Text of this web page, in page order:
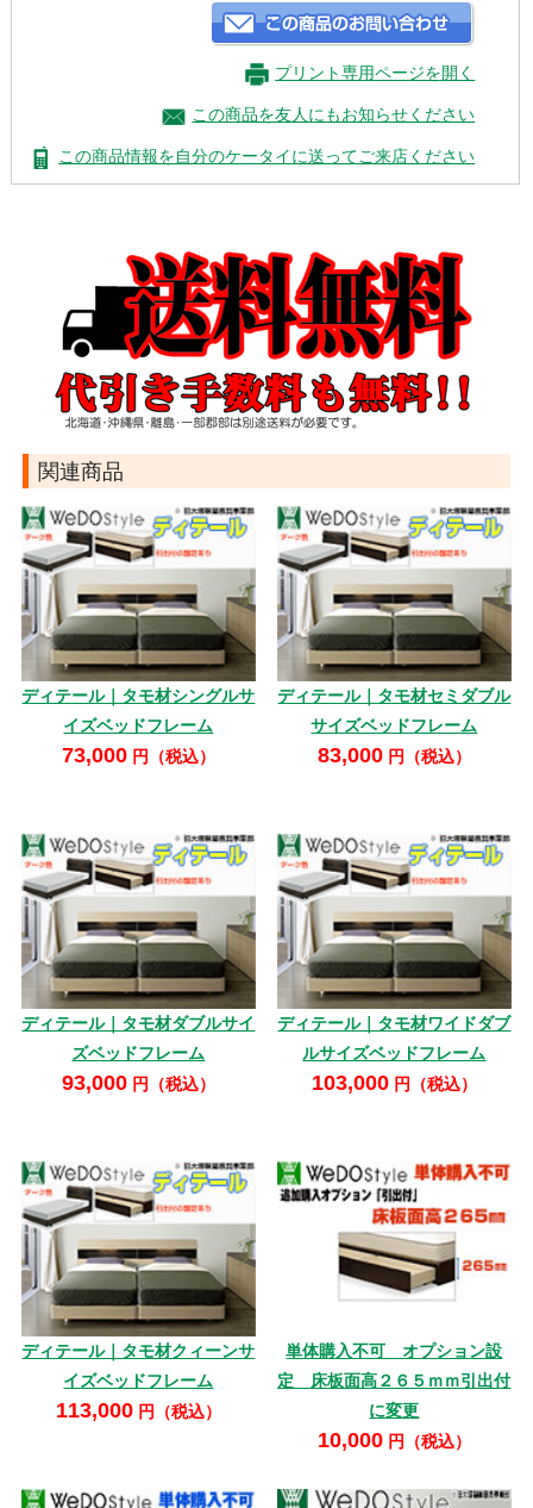
プリント専用ページを開く
この商品を友人にもお知らせください
この商品情報を自分のケータイに送ってご来店ください
関連商品
ディテール｜タモ材シングルサ
イズベッドフレーム
73,000円（税込）
ディテール｜タモ材セミダブル
サイズベッドフレーム
83,000円（税込）
ディテール｜タモ材ダブルサイ
ズベッドフレーム
93,000円（税込）
ディテール｜タモ材ワイドダブ
ルサイズベッドフレーム
103,000円（税込）
ディテール｜タモ材クィーンサ
イズベッドフレーム
113,000円（税込）
単体購入不可 オプション設
定 床板面高２６５ｍｍ引出付
に変更
10,000円（税込）